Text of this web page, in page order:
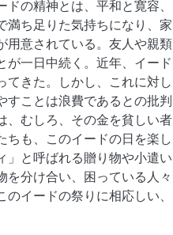
の精神とは、平和と寛容、
満ち足りた気持ちになり、家
用意されている。友人や親類
が一日中続く。近年、イード
てきた。しかし、これに対し
すことは浪費であるとの批判
、むしろ、その金を貧しい者
ちも、このイードの日を楽し
」と呼ばれる贈り物や小遣い
を分け合い、困っている人々
イードの祭りに相応しい、